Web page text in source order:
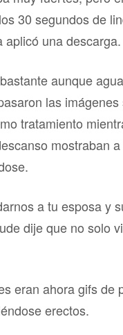
30 segundos de
aplicó una descarga.
aunque
las
tratamiento
mostraban
a tu esposa y
dije que no solo
eran ahora gifs de
erectos.